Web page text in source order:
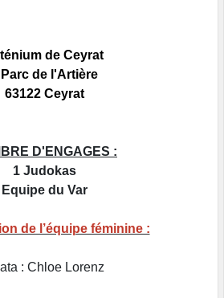
de Ceyrat
de l'Artière
63122 Ceyrat
D'ENGAGES :
1 Judokas
Equipe du Var
de l’équipe féminine :
: Chloe Lorenz